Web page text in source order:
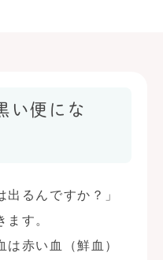
い便にな
出るんですか？」
ます。
赤い血（鮮血）